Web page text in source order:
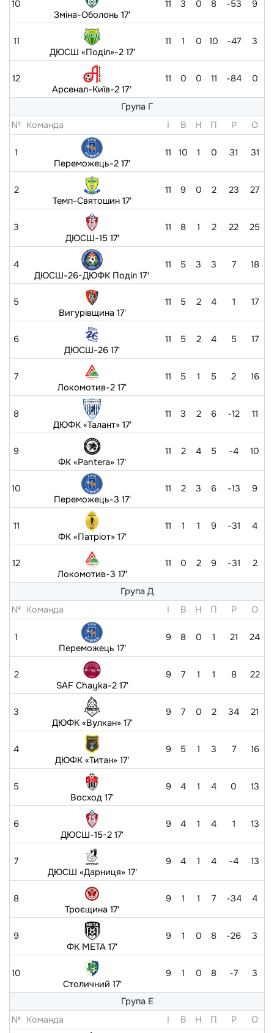
10
Зміна-Оболонь 17'
11 3 0 8 -53 9
11
ДЮСШ «Поділ»-2 17'
11 1 0 10 -47 3
12
Арсенал-Київ-2 17ʼ
11 0 0 11 -84 0
Група Г
№ Команда I В Н П Р O
1
Переможець-2 17'
11 10 1 0 31 31
2
Темп-Святошин 17'
11 9 0 2 23 27
3
ДЮСШ-15 17'
11 8 1 2 22 25
4
ДЮСШ-26-ДЮФК Поділ 17ʼ
11 5 3 3 7 18
5
Вигурівщина 17'
11 5 2 4 1 17
6
ДЮСШ-26 17'
11 5 2 4 5 17
7
Локомотив-2 17'
11 5 1 5 2 16
8
ДЮФК «Талант» 17'
11 3 2 6 -12 11
9
ФК «Pantera» 17'
11 2 4 5 -4 10
10
Переможець-3 17'
11 2 3 6 -13 9
11
ФК «Патріот» 17'
11 1 1 9 -31 4
12
Локомотив-3 17'
11 0 2 9 -31 2
Група Д
№ Команда I В Н П Р O
1
Переможець 17'
9 8 0 1 21 24
2
SAF Chayka-2 17'
9 7 1 1 8 22
3
ДЮФК «Вулкан» 17'
9 7 0 2 34 21
4
ДЮФК «Титан» 17'
9 5 1 3 7 16
5
Восход 17'
9 4 1 4 0 13
6
ДЮСШ-15-2 17'
9 4 1 4 1 13
7
ДЮСШ «Дарниця» 17'
9 4 1 4 -4 13
8
Троєщина 17'
9 1 1 7 -34 4
9
ФК МЕТА 17'
9 1 0 8 -26 3
10
Столичний 17'
9 1 0 8 -7 3
Група Е
№ Команда I В Н П Р O